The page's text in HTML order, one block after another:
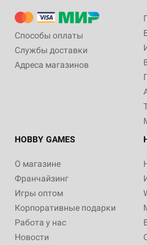
Способы оплаты
Службы доставки
Адреса магазинов
HOBBY GAMES
О магазине
Франчайзинг
Игры оптом
Корпоративные подарки
Работа у нас
Новости